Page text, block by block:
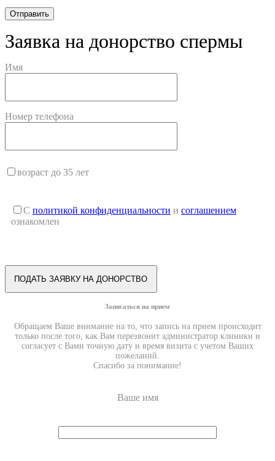
Заявка на донорство спермы
Имя
Номер телефона
возраст до 35 лет
С политикой конфиденциальности и соглашением
ознакомлен
Записаться на прием
Обращаем Ваше внимание на то, что запись на прием происходит
только после того, как Вам перезвонит администратор клиники и
согласует с Вами точную дату и время визита с учетом Ваших
пожеланий.
Спасибо за понимание!
Ваше имя